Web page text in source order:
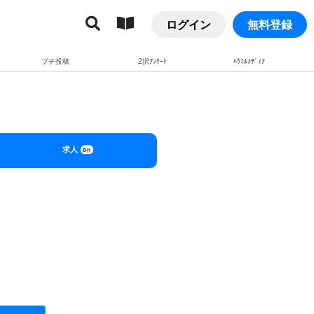
ログイン 無料登録
プチ投稿 2択ｱﾝｹｰﾄ ﾊｳﾐﾙﾒﾃﾞｨｱ
求人 0件